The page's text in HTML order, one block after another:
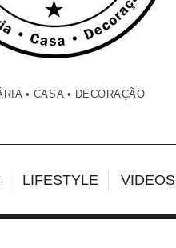
• CASA • DECORAÇÃO
LIFESTYLE VIDEOS